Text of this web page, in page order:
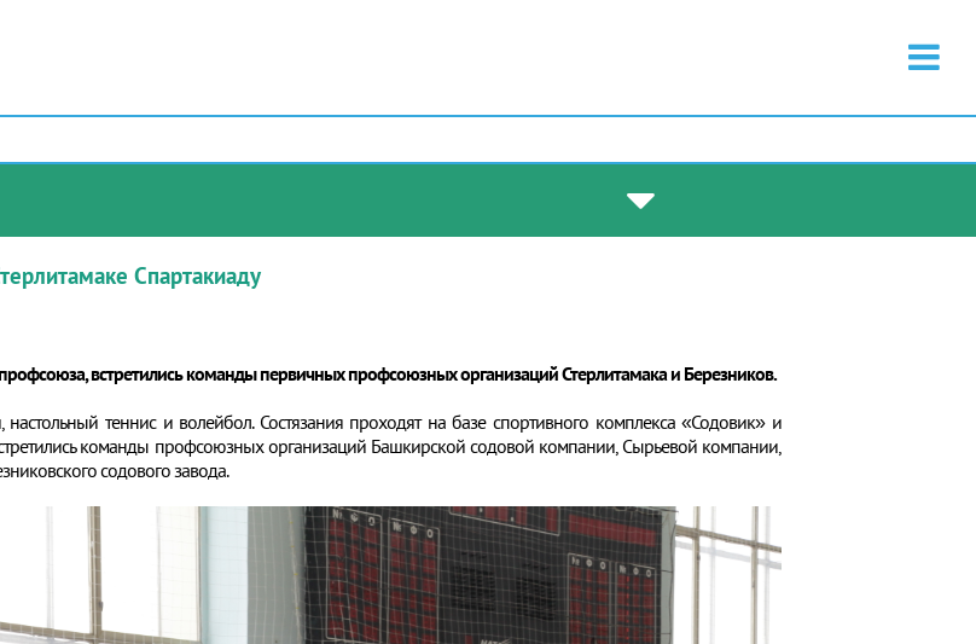
Спартакиаду
встретились команды первичных профсоюзных организаций Стерлитамака и Березников.
теннис и волейбол. Состязания проходят на базе спортивного комплекса «Содовик» и
команды профсоюзных организаций Башкирской содовой компании, Сырьевой компании,
содового завода.